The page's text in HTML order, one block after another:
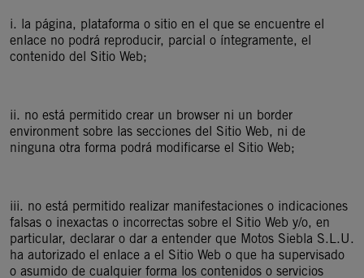
i. la página, plataforma o sitio en el que se encuentre el
enlace no podrá reproducir, parcial o íntegramente, el
contenido del Sitio Web;
ii. no está permitido crear un browser ni un border
environment sobre las secciones del Sitio Web, ni de
ninguna otra forma podrá modificarse el Sitio Web;
iii. no está permitido realizar manifestaciones o indicaciones
falsas o inexactas o incorrectas sobre el Sitio Web y/o, en
particular, declarar o dar a entender que Motos Siebla S.L.U.
ha autorizado el enlace a el Sitio Web o que ha supervisado
o asumido de cualquier forma los contenidos o servicios